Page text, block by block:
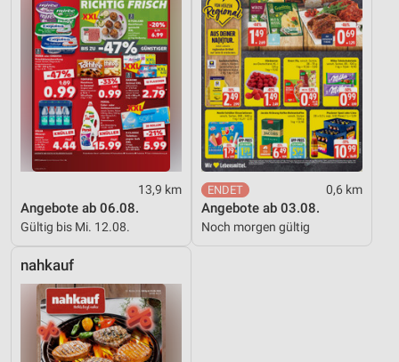
13,9 km
Angebote ab 06.08.
Gültig bis Mi. 12.08.
0,6 km
Angebote ab 03.08.
Noch morgen gültig
nahkauf